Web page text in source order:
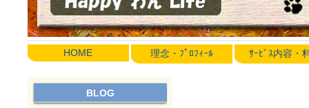
HOME 理念・ﾌﾟﾛﾌｨｰﾙ ｻｰﾋﾞｽ内容・
BLOG